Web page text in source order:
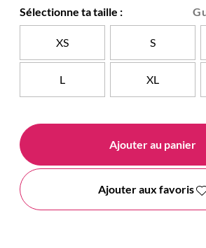
Sélectionne ta taille :
XS S
L XL
Ajouter au panier
Ajouter aux favoris